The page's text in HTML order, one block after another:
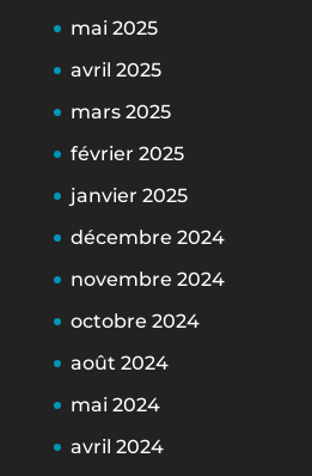
mai 2025
avril 2025
mars 2025
février 2025
janvier 2025
décembre 2024
novembre 2024
octobre 2024
août 2024
mai 2024
avril 2024